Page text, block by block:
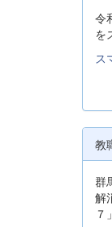
令
を
ス
教
群
解
７